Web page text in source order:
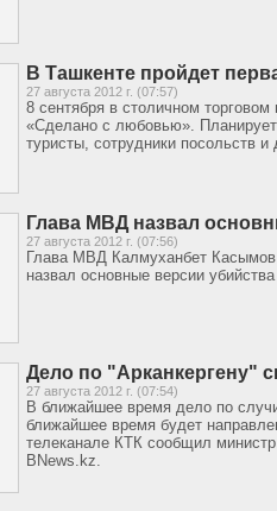
В Ташкенте пройдет
27 августа 2012 г. (07:57)
8 сентября в столичном
«Сделано с любовью».
туристы, сотрудники посольств
Глава МВД назвал
27 августа 2012 г. (07:56)
Глава МВД Калмуханбет
назвал основные версии
Дело по "Арканкергену"
27 августа 2012 г. (07:54)
В ближайшее время дело по
ближайшее время будет
телеканале КТК сообщил
BNews.kz.